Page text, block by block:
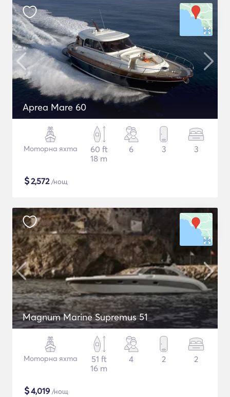
Aprea Mare 60
Моторна яхта
60 ft
18 m
6 3 3
$2,572/нощ
Magnum Marine Supremus 51
Моторна яхта
51 ft
16 m
4 2 2
$4,019 /нощ